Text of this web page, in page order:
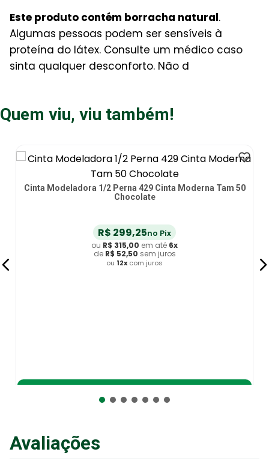
Este produto contém borracha natural.
Algumas pessoas podem ser sensíveis à
proteína do látex. Consulte um médico caso
sinta qualquer desconforto. Não d
Quem viu, viu também!
Faixa para Orelha de Abano 278 Cinta Moderna Tam P -
unidade
R$53,11no Pix
ou R$55,90em até
deR$9, 31sem juros
ou12xcom juros
Avaliações